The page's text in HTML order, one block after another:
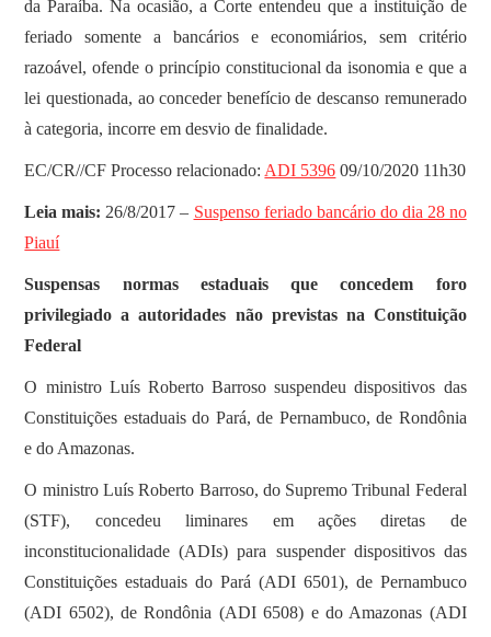
da Paraíba. Na ocasião, a Corte entendeu que a instituição de
feriado somente a bancários e economiários, sem critério
razoável, ofende o princípio constitucional da isonomia e que a
lei questionada, ao conceder benefício de descanso remunerado
à categoria, incorre em desvio de finalidade.
EC/CR//CF Processo relacionado: ADI 5396 09/10/2020 11h30
Leia mais: 26/8/2017 – Suspenso feriado bancário do dia 28 no
Piauí
Suspensas normas estaduais que concedem foro
privilegiado a autoridades não previstas na Constituição
Federal
O ministro Luís Roberto Barroso suspendeu dispositivos das
Constituições estaduais do Pará, de Pernambuco, de Rondônia
e do Amazonas.
O ministro Luís Roberto Barroso, do Supremo Tribunal Federal
(STF), concedeu liminares em ações diretas de
inconstitucionalidade (ADIs) para suspender dispositivos das
Constituições estaduais do Pará (ADI 6501), de Pernambuco
(ADI 6502), de Rondônia (ADI 6508) e do Amazonas (ADI